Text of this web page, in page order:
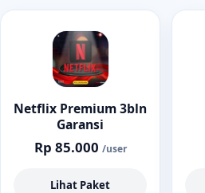
Netflix Premium 3bln
Garansi
Rp 85.000 /user
Lihat Paket